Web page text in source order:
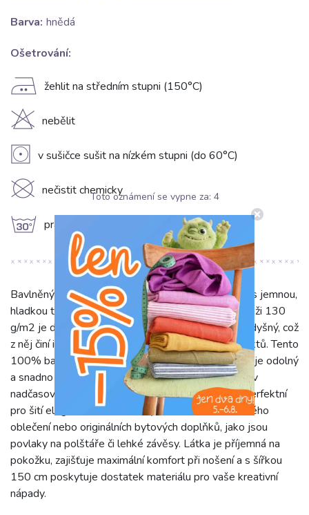
Barva: hnědá
Ošetrování:
E žehlit na středním stupni (150°C)
H nebělit
V v sušičce sušit na nízkém stupni (do 60°C)
K nečistit chemicky
g prát na 30°C
Bavlněný popelín v odstínu hnědé je klasická látka s jemnou,
hladkou texturou a příjemným omakem. Díky gramáži 130
g/m2 je dostatečně pevný, ale zároveň lehký a prodyšný, což
z něj činí ideální volbu pro širokou škálu šicích projektů. Tento
100% bavlněný popelín se pyšní vysokou kvalitou, je odolný
a snadno se udržuje. Jeho jednobarevné provedení v
nadčasové hnědé barvě se snadno kombinuje. Je perfektní
pro šití elegantních košil, lehkých šatů, sukní, dětského
oblečení nebo originálních bytových doplňků, jako jsou
povlaky na polštáře či lehké závěsy. Látka je příjemná na
pokožku, zajišťuje maximální komfort při nošení a s šířkou
150 cm poskytuje dostatek materiálu pro vaše kreativní
nápady.
Toto oznámení se vypne za: 3